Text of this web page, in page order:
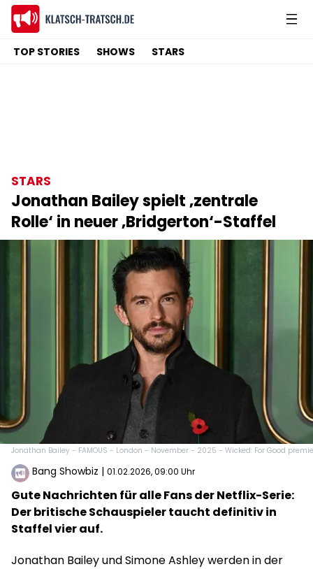
TOP STORIES SHOWS STARS
STARS
Jonathan Bailey spielt ‚zentrale
Rolle‘ in neuer ‚Bridgerton‘-Staffel
Jonathan Bailey - FAMOUS - London - November - 2025 - Wicked: For Good
Bang Showbiz | 01.02.2026, 09:00 Uhr
Gute Nachrichten für alle Fans der Netflix-Serie:
Der britische Schauspieler taucht definitiv in
Staffel vier auf.
Jonathan Bailey und Simone Ashley werden in der